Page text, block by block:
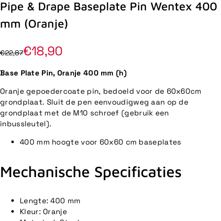
Pipe & Drape Baseplate Pin Wentex 400
mm (Oranje)
€22,87€18,90
Base Plate Pin, Oranje 400 mm (h)
Oranje gepoedercoate pin, bedoeld voor de 60x60cm
grondplaat. Sluit de pen eenvoudigweg aan op de
grondplaat met de M10 schroef (gebruik een
inbussleutel).
400 mm hoogte voor 60x60 cm baseplates
Mechanische Specificaties
Lengte: 400 mm
Kleur: Oranje